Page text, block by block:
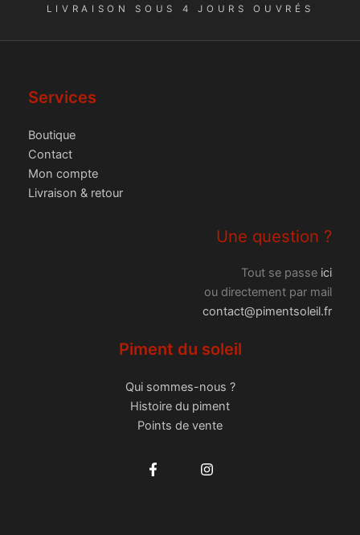
LIVRAISON SOUS 4 JOURS OUVRÉS
Services
Boutique
Contact
Mon compte
Livraison & retour
Piment du soleil
Qui sommes-nous ?
Histoire du piment
Points de vente
Une question ?
Tout se passe ici
ou directement par mail
contact@pimentsoleil.fr